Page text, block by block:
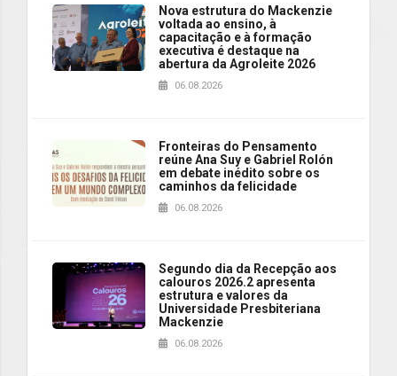
Nova estrutura do Mackenzie
voltada ao ensino, à
capacitação e à formação
executiva é destaque na
abertura da Agroleite 2026
06.08.2026
Fronteiras do Pensamento
reúne Ana Suy e Gabriel Rolón
em debate inédito sobre os
caminhos da felicidade
06.08.2026
Segundo dia da Recepção aos
calouros 2026.2 apresenta
estrutura e valores da
Universidade Presbiteriana
Mackenzie
06.08.2026